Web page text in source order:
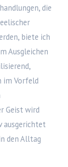
die
biete ich
Ausgleichen
im Vorfeld
Geist wird
ausgerichtet
den Alltag